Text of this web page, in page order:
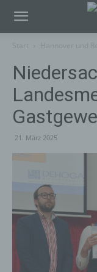
21. März 2025